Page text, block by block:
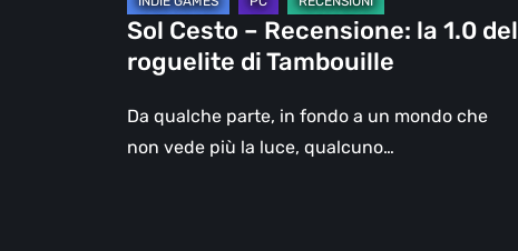
Tambouille
Sol Cesto – Recensione: la 1.0 del
roguelite di Tambouille
Da qualche parte, in fondo a un mondo che
non vede più la luce, qualcuno…